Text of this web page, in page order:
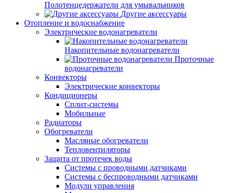
Полотенцедержатели для умывальников
Другие аксессуары
Отопление и водоснабжение
Электрические водонагреватели
Накопительные водонагреватели
Проточные
водонагреватели
Конвекторы
Электрические конвекторы
Кондиционеры
Сплит-системы
Мобильные
Радиаторы
Обогреватели
Масляные обогреватели
Тепловентиляторы
Защита от протечек воды
Системы с проводными датчиками
Системы с беспроводными датчиками
Модули управления